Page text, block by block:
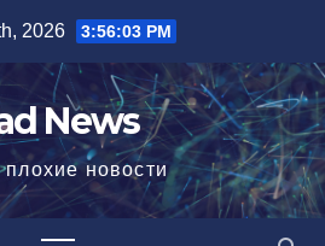
2026 3:56:04 PM
News
плохие новости